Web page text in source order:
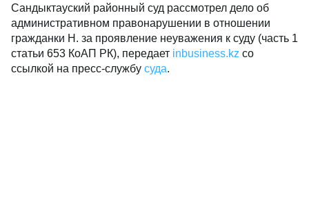
Сандыктауский районный суд рассмотрел дело об
административном правонарушении в отношении
гражданки Н. за проявление неуважения к суду (часть 1
статьи 653 КоАП РК), передает inbusiness.kz со
ссылкой на пресс-службу суда.